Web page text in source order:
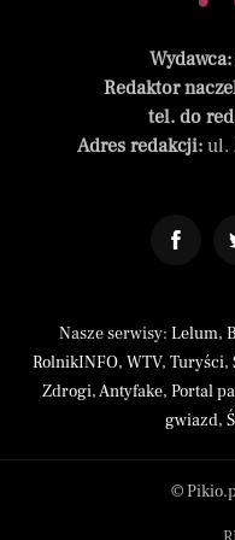
Wydawca:
Redaktor
tel. do
Adres redakcji:ul.
Nasze serwisy: Lelum,
RolnikINFO, WTV, Turyści,
Zdrogi,Antyfake, Portal
gwiazd,
©